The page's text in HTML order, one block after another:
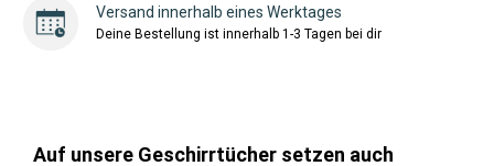
Versand innerhalb eines Werktages
Deine Bestellung ist innerhalb 1-3 Tagen bei dir
Auf unsere Geschirrtücher setzen auch